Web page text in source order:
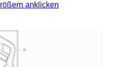
anklicken